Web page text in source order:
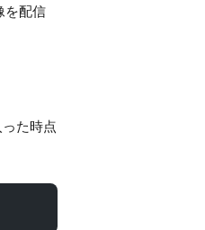
を配信
た時点